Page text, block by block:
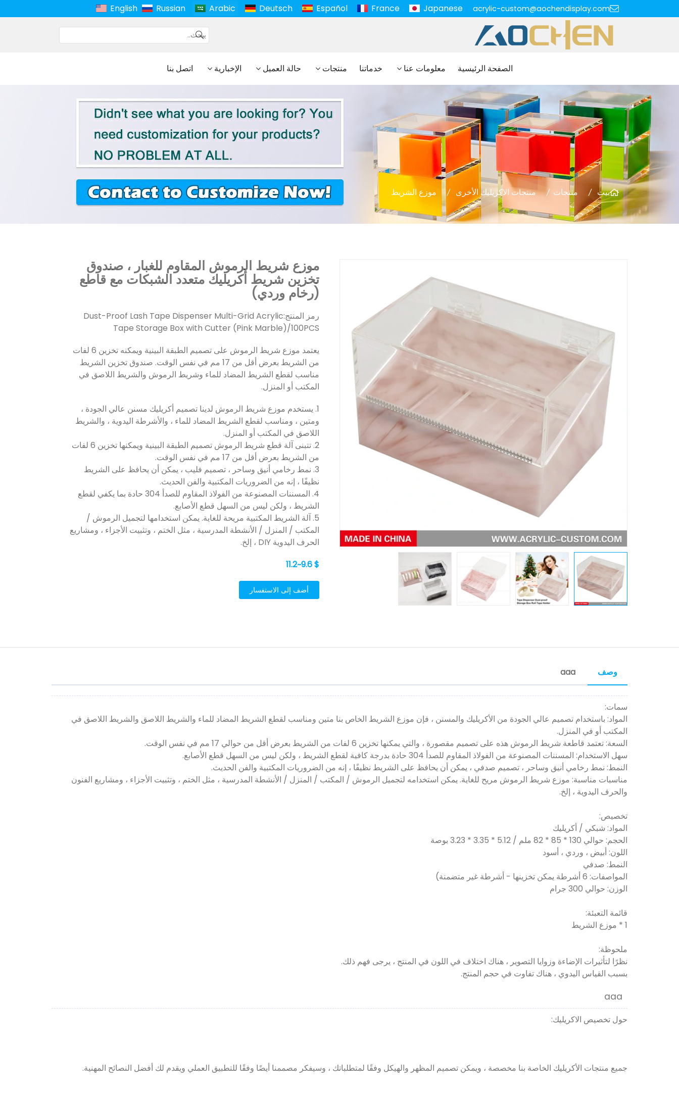
acrylic-custom@aochendisplay.com
English Russian Arabic Deutsch Español France Japanese
الصفحة الرئيسية معلومات عنا خدماتنا منتجات حالة العميل الإخبارية اتصل بنا
بيت منتجات منتجات الاكريليك الأخرى موزع الشريط
موزع شريط الرموش المقاوم للغبار ، صندوق
تخزين شريط أكريليك متعدد الشبكات مع قاطع
(رخام وردي)
رمز المنتج:Dust-Proof Lash Tape Dispenser Multi-Grid Acrylic
Tape Storage Box with Cutter (Pink Marble)/100PCS
يعتمد موزع شريط الرموش على تصميم الطبقة البينية ويمكنه تخزين 6 لفات
من الشريط بعرض أقل من 17 مم في نفس الوقت. صندوق تخزين الشريط
مناسب لقطع الشريط المضاد للماء وشريط الرموش والشريط اللاصق في
المكتب أو المنزل.
1. يستخدم موزع شريط الرموش لدينا تصميم أكريليك مسنن عالي الجودة ،
ومتين ، ومناسب لقطع الشريط المضاد للماء ، والأشرطة اليدوية ، والشريط
اللاصق في المكتب أو المنزل.
2. تتبنى آلة قطع شريط الرموش تصميم الطبقة البينية ويمكنها تخزين 6 لفات
من الشريط بعرض أقل من 17 مم في نفس الوقت.
3. نمط رخامي أنيق وساحر ، تصميم فليب ، يمكن أن يحافظ على الشريط
نظيفًا ، إنه من الضروريات المكتبية والفن الحديث.
4. المسننات المصنوعة من الفولاذ المقاوم للصدأ 304 حادة بما يكفي لقطع
الشريط ، ولكن ليس من السهل قطع الأصابع.
5. آلة الشريط المكتبية مريحة للغاية. يمكن استخدامها لتجميل الرموش /
المكتب / المنزل / الأنشطة المدرسية ، مثل الختم ، وتثبيت الأجزاء ، ومشاريع
الحرف اليدوية DIY ، إلخ.
$ 9.6~11.2
أضف إلى الاستفسار
وصف aaa
سمات:
المواد: باستخدام تصميم عالي الجودة من الأكريليك والمسنن ، فإن موزع الشريط الخاص بنا متين ومناسب لقطع الشريط المضاد للماء والشريط اللاصق والشريط اللاصق في
المكتب أو في المنزل.
السعة: تعتمد قاطعة شريط الرموش هذه على تصميم مقصورة ، والتي يمكنها تخزين 6 لفات من الشريط بعرض أقل من حوالي 17 مم في نفس الوقت.
سهل الاستخدام: المسننات المصنوعة من الفولاذ المقاوم للصدأ 304 حادة بدرجة كافية لقطع الشريط ، ولكن ليس من السهل قطع الأصابع.
النمط: نمط رخامي أنيق وساحر ، تصميم صدفي ، يمكن أن يحافظ على الشريط نظيفًا ، إنه من الضروريات المكتبية والفن الحديث.
مناسبات مناسبة: موزع شريط الرموش مريح للغاية. يمكن استخدامه لتجميل الرموش / المكتب / المنزل / الأنشطة المدرسية ، مثل الختم ، وتثبيت الأجزاء ، ومشاريع الفنون
والحرف اليدوية ، إلخ.
تخصيص:
المواد: شبكي / أكريليك
الحجم: حوالي 130 * 85 * 82 ملم / 5.12 * 3.35 * 3.23 بوصة
اللون: أبيض ، وردي ، أسود
النمط: صدفي
المواصفات: 6 أشرطة يمكن تخزينها - أشرطة غير متضمنة)
الوزن: حوالي 300 جرام
قائمة التعبئة:
1 * موزع الشريط
ملحوظة:
نظرًا لتأثيرات الإضاءة وزوايا التصوير ، هناك اختلاف في اللون في المنتج ، يرجى فهم ذلك.
بسبب القياس اليدوي ، هناك تفاوت في حجم المنتج.
aaa
حول تخصيص الاكريليك:
جميع منتجات الأكريليك الخاصة بنا مخصصة ، ويمكن تصميم المظهر والهيكل وفقًا لمتطلباتك ، وسيفكر مصممنا أيضًا وفقًا للتطبيق العملي ويقدم لك أفضل النصائح المهنية.